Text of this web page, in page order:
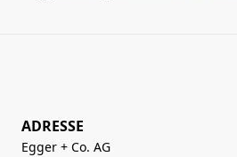
ADRESSE
Egger + Co. AG